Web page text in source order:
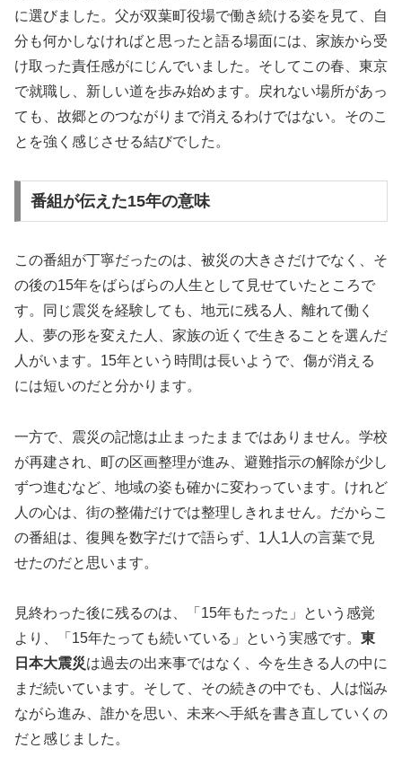
に選びました。父が双葉町役場で働き続ける姿を見て、自
分も何かしなければと思ったと語る場面には、家族から受
け取った責任感がにじんでいました。そしてこの春、東京
で就職し、新しい道を歩み始めます。戻れない場所があっ
ても、故郷とのつながりまで消えるわけではない。そのこ
とを強く感じさせる結びでした。
番組が伝えた15年の意味
この番組が丁寧だったのは、被災の大きさだけでなく、そ
の後の15年をばらばらの人生として見せていたところで
す。同じ震災を経験しても、地元に残る人、離れて働く
人、夢の形を変えた人、家族の近くで生きることを選んだ
人がいます。15年という時間は長いようで、傷が消える
には短いのだと分かります。
一方で、震災の記憶は止まったままではありません。学校
が再建され、町の区画整理が進み、避難指示の解除が少し
ずつ進むなど、地域の姿も確かに変わっています。けれど
人の心は、街の整備だけでは整理しきれません。だからこ
の番組は、復興を数字だけで語らず、1人1人の言葉で見
せたのだと思います。
見終わった後に残るのは、「15年もたった」という感覚
より、「15年たっても続いている」という実感です。 東
日本大震災は過去の出来事ではなく、今を生きる人の中に
まだ続いています。そして、その続きの中でも、人は悩み
ながら進み、誰かを思い、未来へ手紙を書き直していくの
だと感じました。